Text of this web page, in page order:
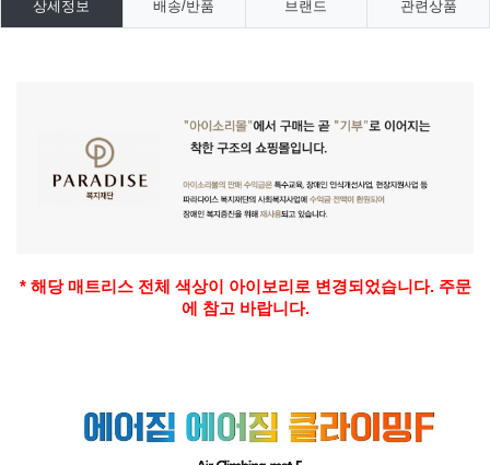
상세정보 배송/반품 브랜드 관련상품
* 해당 매트리스 전체 색상이 아이보리로 변경되었습니다. 주문
에 참고 바랍니다.